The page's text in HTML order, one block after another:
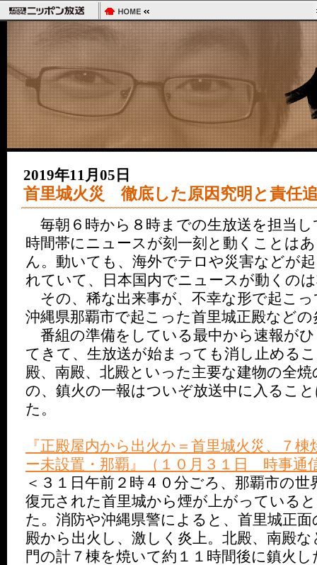
2019年11月05日
首里城火災 徹底した原因究明と責任
毎朝６時から８時までの生放送を担当
時間帯にニュースが刻一刻と動くことは
ん。動いても、海外でテロや災害などが
れていて、日本国内でニュースが動くの
その、稀な出来事が、不幸な形で起こ
沖縄県那覇市で起こった首里城正殿など
番組の準備をしている最中から速報が
てきて、生放送が始まっても消し止める
殿、南殿、北殿といった主要な建物の全
の、鎮火の一報はついぞ放送中に入るこ
た。
『正殿屋内から出火か＝首里城火災、７
ー未設置・那覇』（１０月３１日 時事通
＜３１日午前２時４０分ごろ、那覇市の世
復元された首里城から煙が上がっている
た。消防や沖縄県警によると、首里城正
殿から出火し、激しく炎上。北殿、南殿
門の計７棟を焼いて約１１時間後に鎮火